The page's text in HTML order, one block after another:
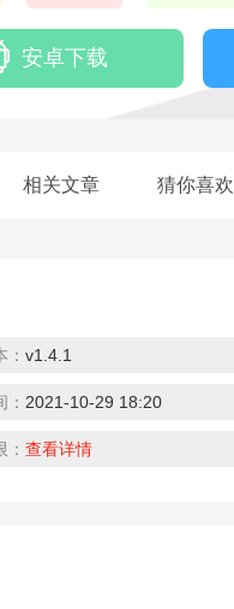
安卓下载
相关文章 猜你喜欢
： v1.4.1
： 2021-10-29 18:20
： 查看详情
机枪打击僵尸
下载
决